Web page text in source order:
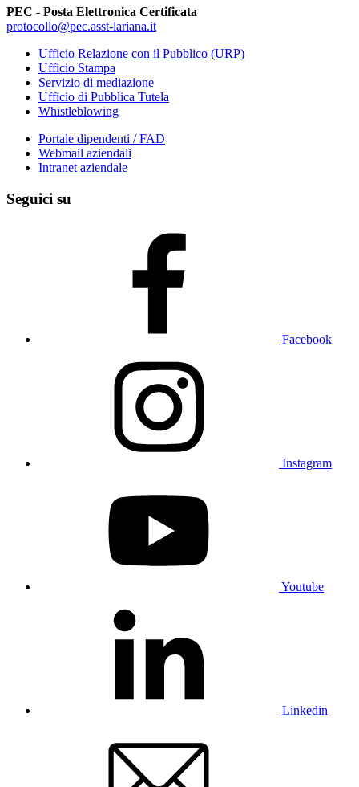
PEC - Posta Elettronica Certificata
protocollo@pec.asst-lariana.it
Ufficio Relazione con il Pubblico (URP)
Ufficio Stampa
Servizio di mediazione
Ufficio di Pubblica Tutela
Whistleblowing
Portale dipendenti / FAD
Webmail aziendali
Intranet aziendale
Seguici su
Facebook
Instagram
Youtube
Linkedin